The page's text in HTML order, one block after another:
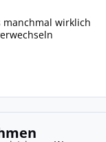
manchmal wirklich